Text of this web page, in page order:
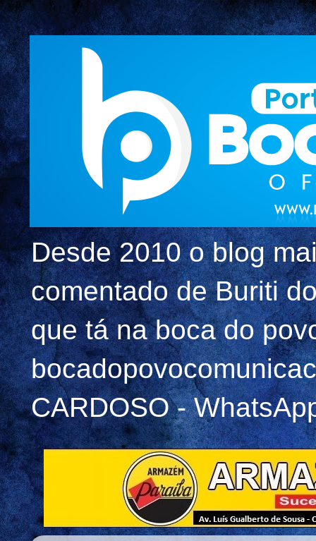
Desde 2010 o blog
comentado de Buriti
que tá na boca do
CARDOSO -